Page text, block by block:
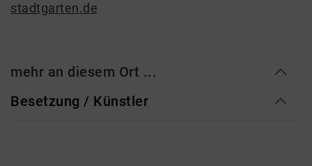
stadtgarten.de
mehr an diesem Ort ...
Besetzung / Künstler